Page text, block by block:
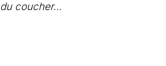
du coucher…